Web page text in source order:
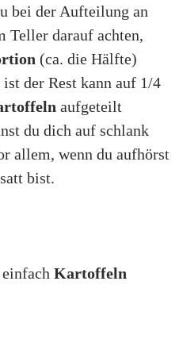
bei der Aufteilung an
Teller darauf achten,
(ca. die Hälfte)
ist der Rest kann auf 1/4
aufgeteilt
du dich auf schlank
allem, wenn du aufhörst
bist.
Kartoffeln